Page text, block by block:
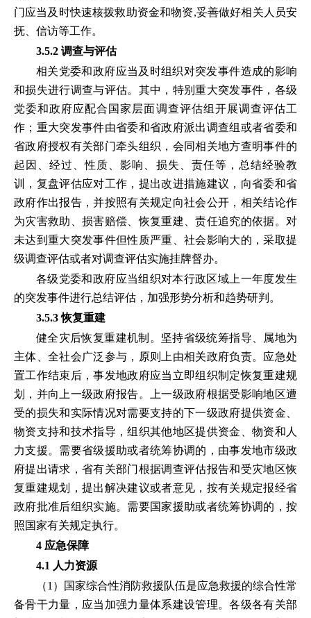
门应当及时快速核拨救助资金和物资,妥善做好相关人员安
抚、信访等工作。
3.5.2 调查与评估
相关党委和政府应当及时组织对突发事件造成的影响
和损失进行调查与评估。其中，特别重大突发事件，各级
党委和政府应配合国家层面调查评估组开展调查评估工
作；重大突发事件由省委和省政府派出调查组或者省委和
省政府授权有关部门牵头组织，会同相关地方查明事件的
起因、经过、性质、影响、损失、责任等，总结经验教
训，复盘评估应对工作，提出改进措施建议，向省委和省
政府作出报告，并按照有关规定向社会公开，相关结论作
为灾害救助、损害赔偿、恢复重建、责任追究的依据。对
未达到重大突发事件但性质严重、社会影响大的，采取提
级调查评估或者对调查评估实施挂牌督办。
各级党委和政府应当组织对本行政区域上一年度发生
的突发事件进行总结评估，加强形势分析和趋势研判。
3.5.3 恢复重建
健全灾后恢复重建机制。坚持省级统筹指导、属地为
主体、全社会广泛参与，原则上由相关政府负责。应急处
置工作结束后，事发地政府应当立即组织制定恢复重建规
划，并向上一级政府报告。上一级政府根据受影响地区遭
受的损失和实际情况对需要支持的下一级政府提供资金、
物资支持和技术指导，组织其他地区提供资金、物资和人
力支援。需要省级援助或者统筹协调的，由事发地市级政
府提出请求，省有关部门根据调查评估报告和受灾地区恢
复重建规划，提出解决建议或者意见，按有关规定报经省
政府批准后组织实施。需要国家援助或者统筹协调的，按
照国家有关规定执行。
4 应急保障
4.1 人力资源
（1）国家综合性消防救援队伍是应急救援的综合性常
备骨干力量，应当加强力量体系建设管理。各级各有关部